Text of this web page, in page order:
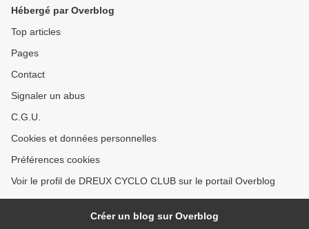
Hébergé par Overblog
Top articles
Pages
Contact
Signaler un abus
C.G.U.
Cookies et données personnelles
Préférences cookies
Voir le profil de DREUX CYCLO CLUB sur le portail Overblog
Créer un blog sur Overblog